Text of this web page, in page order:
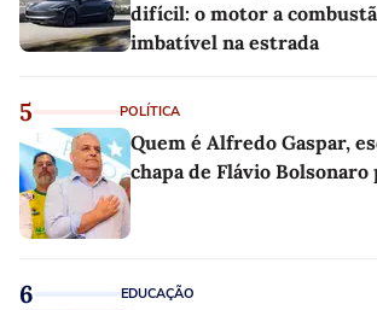
difícil: o motor a
imbatível na estrada
5 POLÍTICA
Quem é Alfredo Gaspar,
chapa de Flávio
6 EDUCAÇÃO